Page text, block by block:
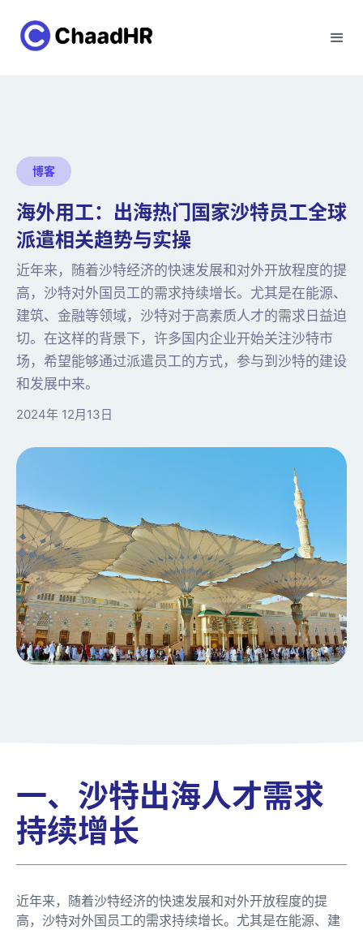
博客
海外用工：出海热门国家沙特员工全球
派遣相关趋势与实操
近年来，随着沙特经济的快速发展和对外开放程度的提
高，沙特对外国员工的需求持续增长。尤其是在能源、
建筑、金融等领域，沙特对于高素质人才的需求日益迫
切。在这样的背景下，许多国内企业开始关注沙特市
场，希望能够通过派遣员工的方式，参与到沙特的建设
和发展中来。
2024年 12月13日
一、沙特出海人才需求
持续增长
近年来，随着沙特经济的快速发展和对外开放程度的提
高，沙特对外国员工的需求持续增长。尤其是在能源、建